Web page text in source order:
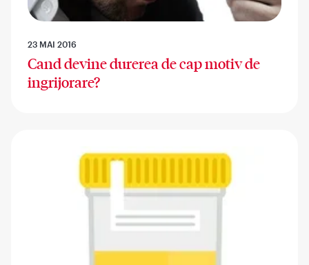
23 MAI 2016
Cand devine durerea de cap motiv de
ingrijorare?